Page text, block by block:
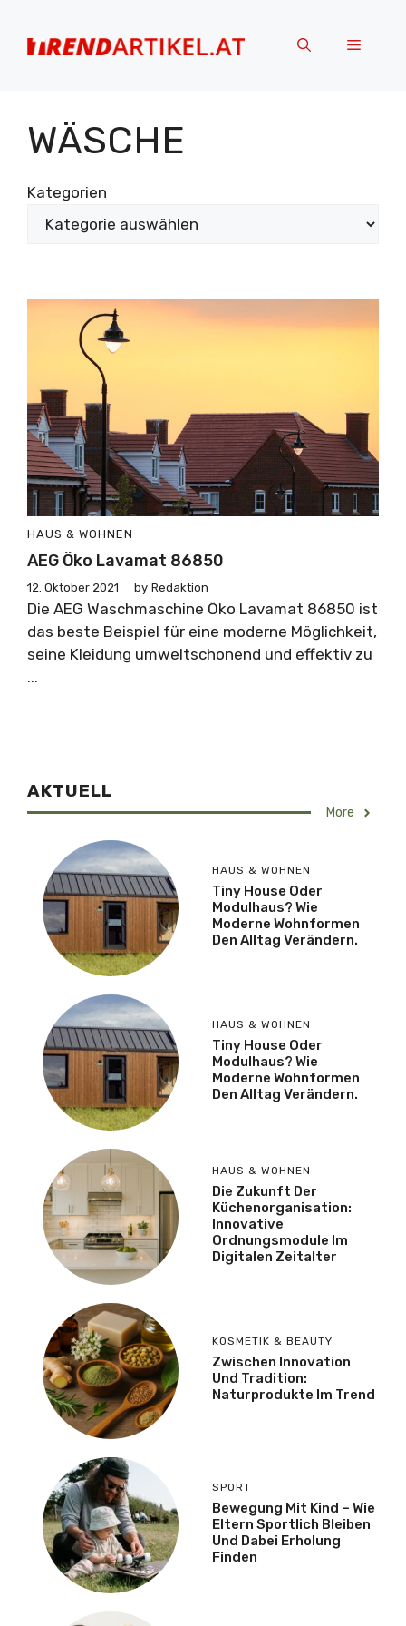
springen
Menü
WÄSCHE
Kategorien
HAUS & WOHNEN
AEG Öko Lavamat 86850
12. Oktober 2021 by Redaktion
Die AEG Waschmaschine Öko Lavamat 86850 ist
das beste Beispiel für eine moderne Möglichkeit,
seine Kleidung umweltschonend und effektiv zu
...
AKTUELL
More
HAUS & WOHNEN
Tiny House Oder
Modulhaus? Wie
Moderne Wohnformen
Den Alltag Verändern.
HAUS & WOHNEN
Tiny House Oder
Modulhaus? Wie
Moderne Wohnformen
Den Alltag Verändern.
HAUS & WOHNEN
Die Zukunft Der
Küchenorganisation:
Innovative
Ordnungsmodule Im
Digitalen Zeitalter
KOSMETIK & BEAUTY
Zwischen Innovation
Und Tradition:
Naturprodukte Im Trend
SPORT
Bewegung Mit Kind – Wie
Eltern Sportlich Bleiben
Und Dabei Erholung
Finden